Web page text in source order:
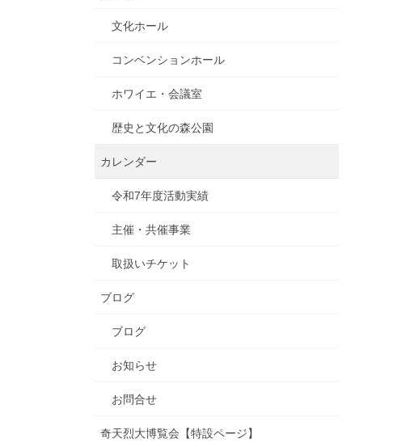
文化ホール
コンベンションホール
ホワイエ・会議室
歴史と文化の森公園
カレンダー
令和7年度活動実績
主催・共催事業
取扱いチケット
ブログ
ブログ
お知らせ
お問合せ
奇天烈大博覧会【特設ページ】